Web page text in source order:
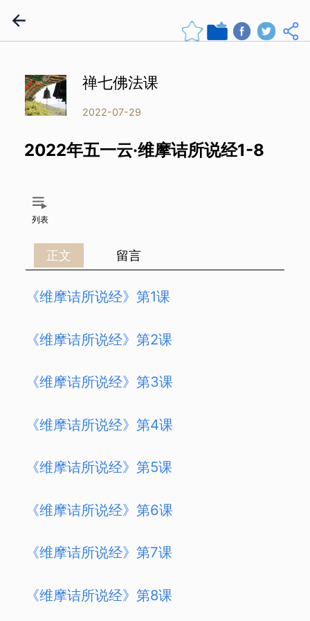
禅七佛法课
2022-07-29
2022年五一云·维摩诘所说经1-8
列表
正文 留言
《维摩诘所说经》第1课
《维摩诘所说经》第2课
《维摩诘所说经》第3课
《维摩诘所说经》第4课
《维摩诘所说经》第5课
《维摩诘所说经》第6课
《维摩诘所说经》第7课
《维摩诘所说经》第8课